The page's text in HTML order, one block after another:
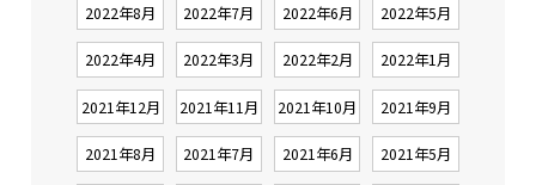
2022年8月 2022年7月 2022年6月 2022年5月
2022年4月 2022年3月 2022年2月 2022年1月
2021年12月 2021年11月 2021年10月 2021年9月
2021年8月 2021年7月 2021年6月 2021年5月